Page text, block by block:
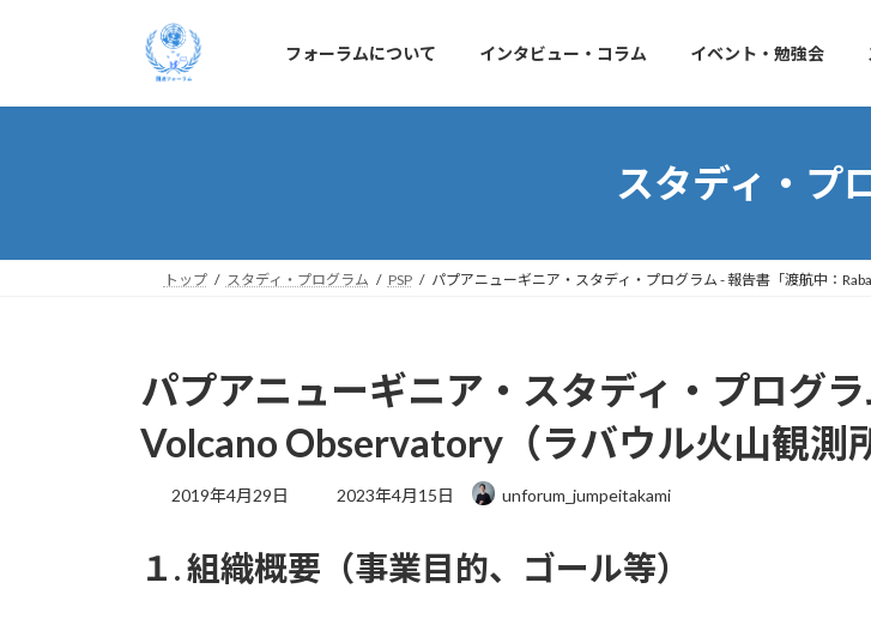
フォーラムについて インタビュー・コラム イベント・勉強会
スタディ・プ
トップ スタディ・プログラム PSP パプアニューギニア・スタディ・プログラム - 報告書「渡航中：
パプアニューギニア・スタディ・プログ
Volcano Observatory（ラバウル火山観測
2019年4月29日
最
新
日
2023年4月15日 unforum_jumpeitakami
１. 組織概要（事業目的、ゴール等）